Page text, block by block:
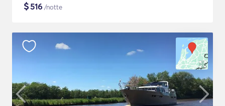
$516 /notte